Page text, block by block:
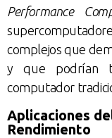
Performance
complejos que
y que podrían
computador
Aplicaciones
Rendimiento